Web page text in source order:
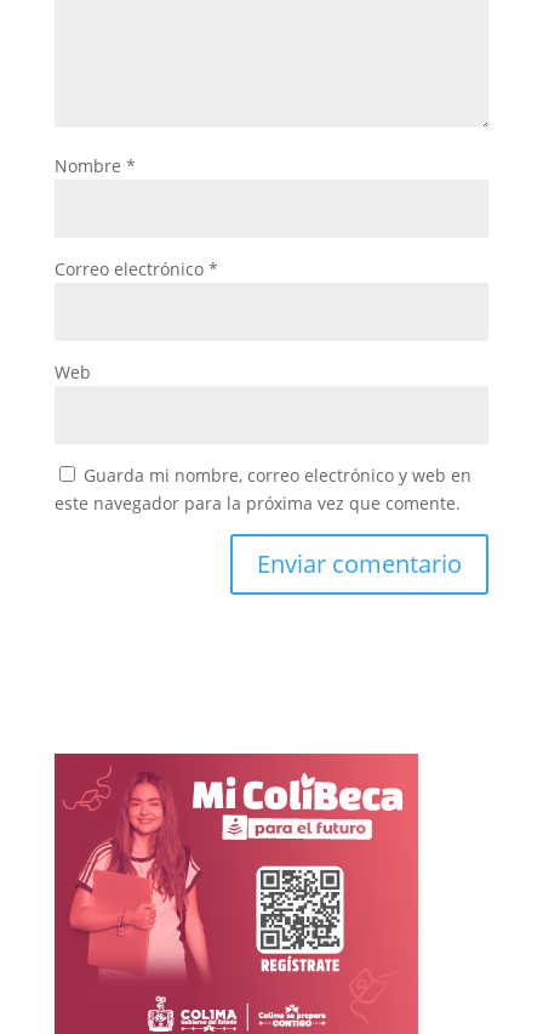
Nombre *
Correo electrónico *
Web
Guarda mi nombre, correo electrónico y web en
este navegador para la próxima vez que comente.